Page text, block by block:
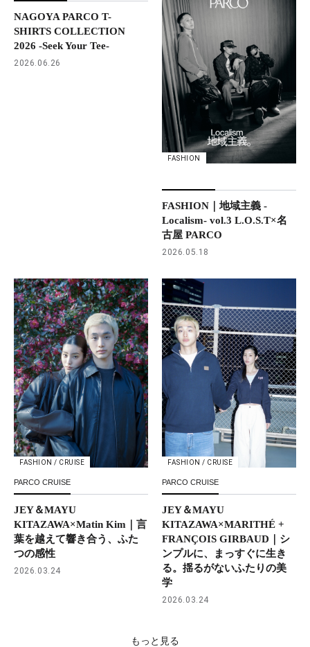
NAGOYA PARCO T-
SHIRTS COLLECTION
2026 -Seek Your Tee-
2026.06.26
FASHION
FASHION｜地域主義 -
Localism- vol.3 L.O.S.T×名
古屋 PARCO
2026.05.18
FASHION / CRUISE
PARCO CRUISE
JEY＆MAYU
KITAZAWA×Matin Kim｜言
葉を越えて響き合う、ふた
つの感性
2026.03.24
FASHION / CRUISE
PARCO CRUISE
JEY＆MAYU
KITAZAWA×MARITHÉ +
FRANÇOIS GIRBAUD｜シ
ンプルに、まっすぐに生き
る。揺るがないふたりの美
学
2026.03.24
もっと見る